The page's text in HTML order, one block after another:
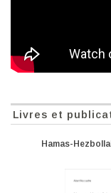
Livres et
Hamas-